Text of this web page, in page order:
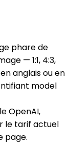
phare de
— 1:1, 4:3,
anglais ou en
model
OpenAI,
le tarif actuel
page.